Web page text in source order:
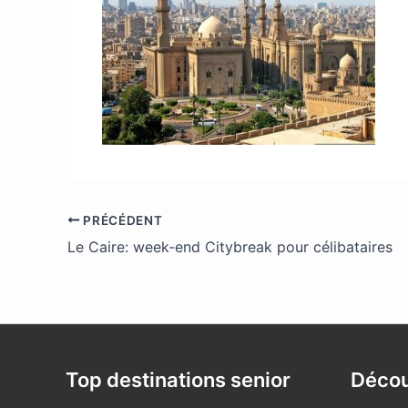
PRÉCÉDENT
Le Caire: week-end Citybreak pour célibataires
Top destinations senior